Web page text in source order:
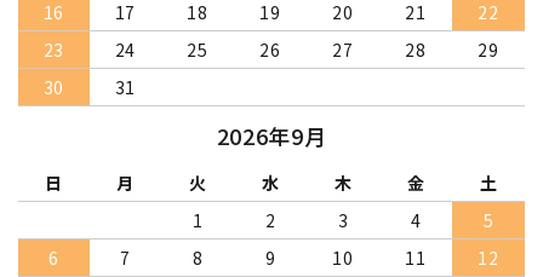
16
17 18 19 20 21
22
23
24 25 26 27 28
29
30
31
2026年9月
日 月 火 水 木 金
土
1
2 3 4
5
6
7 8 9 10 11
12